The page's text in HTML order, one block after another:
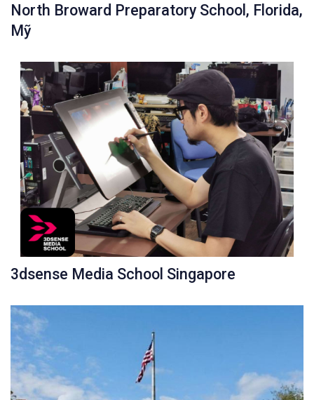
North Broward Preparatory School, Florida,
Mỹ
3dsense Media School Singapore